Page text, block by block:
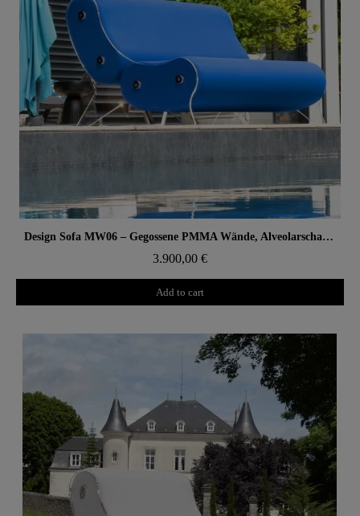
Aperçu rapide Design Sofa MW06 – Gegossene PMMA Wände, Alveolarschaum-Sitz
3.900,00 €
Add to cart